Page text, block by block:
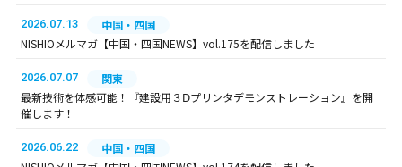
2026.07.13
中国・四国
NISHIOメルマガ【中国・四国NEWS】vol.175を配信しました
2026.07.07
関東
最新技術を体感可能！『建設用３Ⅾプリンタデモンストレーション』を開
催します！
2026.06.22
中国・四国